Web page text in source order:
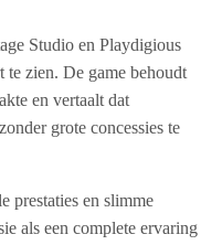
Studio en Playdigious
te zien. De game behoudt
en vertaalt dat
grote concessies te
prestaties en slimme
als een complete ervaring